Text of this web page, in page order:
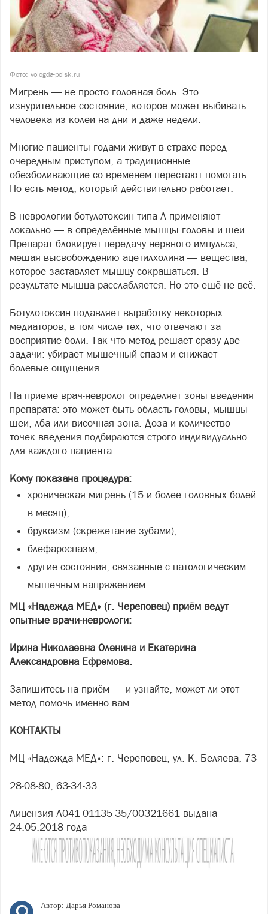
Фото: vologda-poisk.ru
Мигрень — не просто головная боль. Это
изнурительное состояние, которое может выбивать
человека из колеи на дни и даже недели.
Многие пациенты годами живут в страхе перед
очередным приступом, а традиционные
обезболивающие со временем перестают помогать.
Но есть метод, который действительно работает.
В неврологии ботулотоксин типа А применяют
локально — в определённые мышцы головы и шеи.
Препарат блокирует передачу нервного импульса,
мешая высвобождению ацетилхолина — вещества,
которое заставляет мышцу сокращаться. В
результате мышца расслабляется. Но это ещё не всё.
Ботулотоксин подавляет выработку некоторых
медиаторов, в том числе тех, что отвечают за
восприятие боли. Так что метод решает сразу две
задачи: убирает мышечный спазм и снижает
болевые ощущения.
На приёме врач-невролог определяет зоны введения
препарата: это может быть область головы, мышцы
шеи, лба или височная зона. Доза и количество
точек введения подбираются строго индивидуально
для каждого пациента.
Кому показана процедура:
хроническая мигрень (15 и более головных болей
в месяц);
бруксизм (скрежетание зубами);
блефароспазм;
другие состояния, связанные с патологическим
мышечным напряжением.
МЦ «Надежда МЕД» (г. Череповец) приём ведут
опытные врачи-неврологи:
Ирина Николаевна Оленина и Екатерина
Александровна Ефремова.
Запишитесь на приём — и узнайте, может ли этот
метод помочь именно вам.
КОНТАКТЫ
МЦ «Надежда МЕД»: г. Череповец, ул. К. Беляева, 73
28-08-80, 63-34-33
Лицензия Л041-01135-35/00321661 выдана
24.05.2018 года
Автор: Дарья Романова